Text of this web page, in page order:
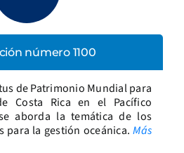
número 1100
de Patrimonio Mundial para
Costa Rica en el Pacífico
aborda la temática de los
para la gestión oceánica.Más